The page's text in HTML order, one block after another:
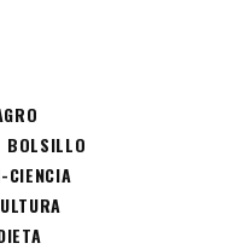
BOLSILLO
CIENCIA